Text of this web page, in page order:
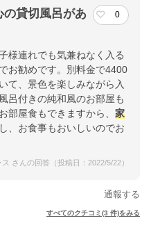
の貸切風呂があ
0
様連れでも気兼ねなく入る
お勧めです。別料金で4400
て、景色を楽しみながら入
呂付きの純和風のお部屋も
部屋食もできますから、 家
、お食事もおいしいのでお
ス さんの回答（投稿日：2022/5/22）
通報する
すべてのクチコミ(3 件)をみる